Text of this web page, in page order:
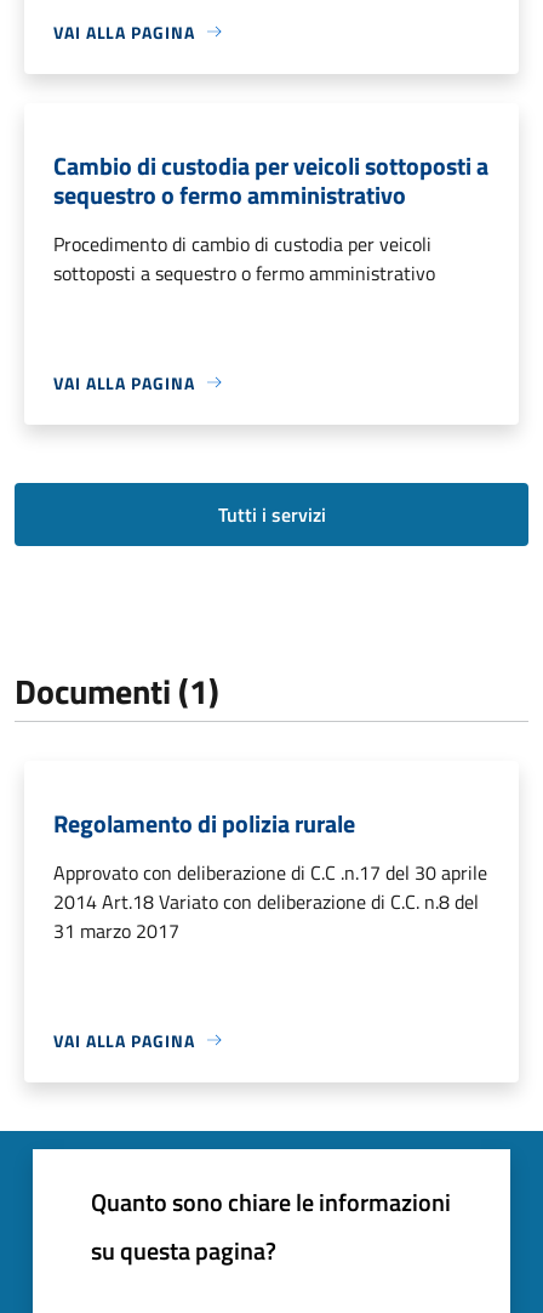
VAI ALLA PAGINA
Cambio di custodia per veicoli sottoposti a
sequestro o fermo amministrativo
Procedimento di cambio di custodia per veicoli
sottoposti a sequestro o fermo amministrativo
VAI ALLA PAGINA
Tutti i servizi
Documenti (1)
Regolamento di polizia rurale
Approvato con deliberazione di C.C .n.17 del 30 aprile
2014 Art.18 Variato con deliberazione di C.C. n.8 del
31 marzo 2017
VAI ALLA PAGINA
Quanto sono chiare le informazioni
su questa pagina?